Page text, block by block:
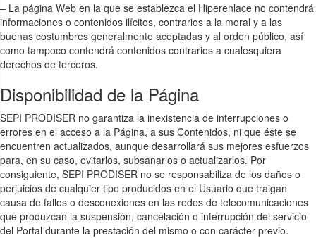
– La página Web en la que se establezca el Hiperenlace no contendrá
informaciones o contenidos ilícitos, contrarios a la moral y a las
buenas costumbres generalmente aceptadas y al orden público, así
como tampoco contendrá contenidos contrarios a cualesquiera
derechos de terceros.
Disponibilidad de la Página
SEPI PRODISER no garantiza la inexistencia de interrupciones o
errores en el acceso a la Página, a sus Contenidos, ni que éste se
encuentren actualizados, aunque desarrollará sus mejores esfuerzos
para, en su caso, evitarlos, subsanarlos o actualizarlos. Por
consiguiente, SEPI PRODISER no se responsabiliza de los daños o
perjuicios de cualquier tipo producidos en el Usuario que traigan
causa de fallos o desconexiones en las redes de telecomunicaciones
que produzcan la suspensión, cancelación o interrupción del servicio
del Portal durante la prestación del mismo o con carácter previo.